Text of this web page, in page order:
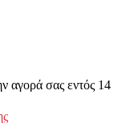
αγορά σας εντός 14